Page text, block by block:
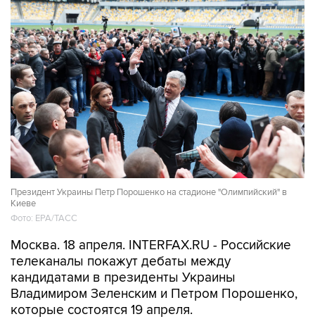
Президент Украины Петр Порошенко на стадионе "Олимпийский" в
Киеве
Фото: ЕРА/ТАСС
Москва. 18 апреля. INTERFAX.RU - Российские
телеканалы покажут дебаты между
кандидатами в президенты Украины
Владимиром Зеленским и Петром Порошенко,
которые состоятся 19 апреля.